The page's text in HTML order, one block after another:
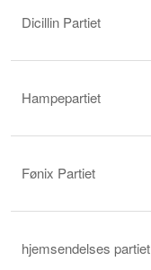
Dicillin Partiet
Hampepartiet
Fønix Partiet
hjemsendelses partiet